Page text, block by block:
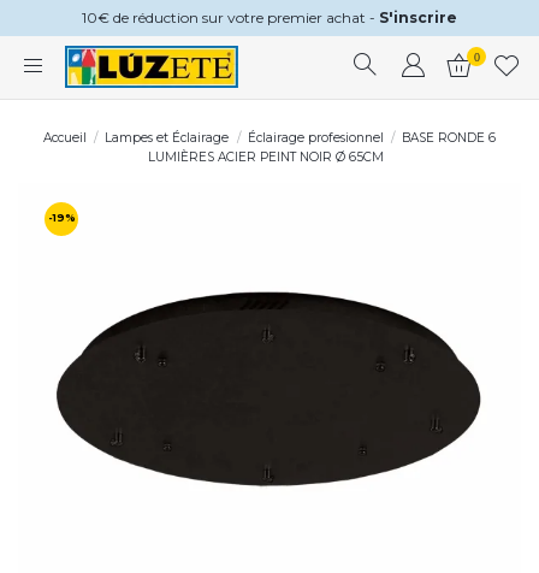
10€ de réduction sur votre premier achat - S'inscrire
0
Accueil Lampes et Éclairage Éclairage profesionnel
BASE RONDE 6
LUMIÈRES ACIER PEINT NOIR Ø 65CM
-19%